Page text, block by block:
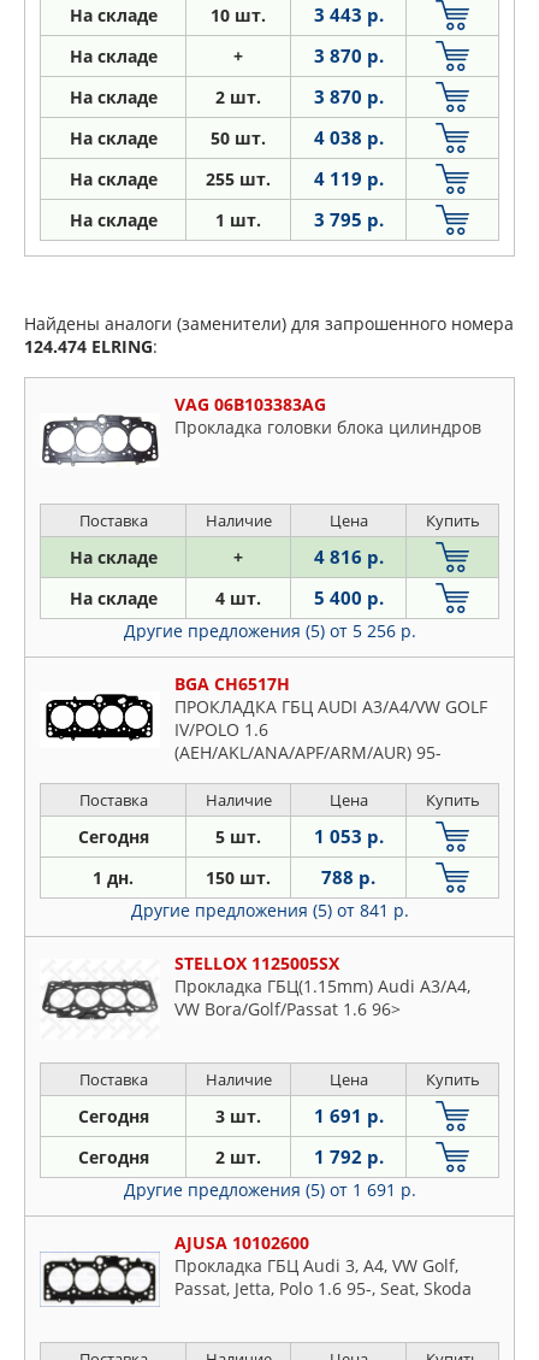
На складе 10 шт. 3 443 р.
На складе + 3 870 р.
На складе 2 шт. 3 870 р.
На складе 50 шт. 4 038 р.
На складе 255 шт. 4 119 р.
На складе 1 шт. 3 795 р.
Найдены аналоги (заменители) для запрошенного номера
124.474 ELRING:
VAG 06B103383AG
Прокладка головки блока цилиндров
Поставка Наличие Цена Купить
На складе + 4 816 р.
На складе 4 шт. 5 400 р.
Другие предложения (5) от 5 256 р.
BGA CH6517H
ПРОКЛАДКА ГБЦ AUDI A3/A4/VW GOLF
IV/POLO 1.6
(AEH/AKL/ANA/APF/ARM/AUR) 95-
Поставка Наличие Цена Купить
Сегодня 5 шт. 1 053 р.
1 дн. 150 шт. 788 р.
Другие предложения (5) от 841 р.
STELLOX 1125005SX
Прокладка ГБЦ(1.15mm) Audi A3/A4,
VW Bora/Golf/Passat 1.6 96>
Поставка Наличие Цена Купить
Сегодня 3 шт. 1 691 р.
Сегодня 2 шт. 1 792 р.
Другие предложения (5) от 1 691 р.
AJUSA 10102600
Прокладка ГБЦ Audi 3, A4, VW Golf,
Passat, Jetta, Polo 1.6 95-, Seat, Skoda